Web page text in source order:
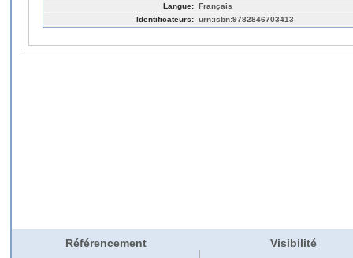
Langue: Français
Identificateurs: urn:isbn:9782846703413
Référencement Visibilité